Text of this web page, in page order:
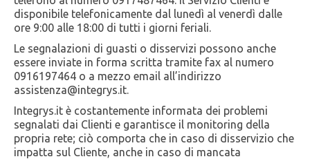
disponibile telefonicamente dal lunedì al venerdì dalle
ore 9:00 alle 18:00 di tutti i giorni feriali.
Le segnalazioni di guasti o disservizi possono anche
essere inviate in forma scritta tramite fax al numero
0916197464 o a mezzo email all’indirizzo
assistenza@integrys.it.
Integrys.it è costantemente informata dei problemi
segnalati dai Clienti e garantisce il monitoring della
propria rete; ciò comporta che in caso di disservizio che
impatta sul Cliente, anche in caso di mancata